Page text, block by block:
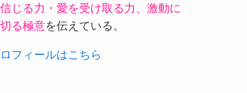
じる力・愛を受け取る力、激動に
る極意を伝えている。
フィールはこちら